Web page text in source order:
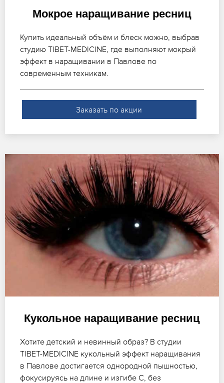
Мокрое наращивание ресниц
Купить идеальный объём и блеск можно, выбрав
студию TIBET-MEDICINE, где выполняют мокрый
эффект в наращивании в Павлове по
современным техникам.
Заказать по акции
Кукольное наращивание ресниц
Хотите детский и невинный образ? В студии
TIBET-MEDICINE кукольный эффект наращивания
в Павлове достигается однородной пышностью,
фокусируясь на длине и изгибе C, без